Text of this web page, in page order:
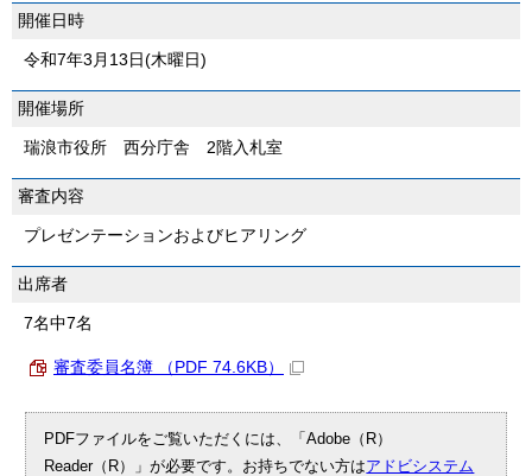
開催日時
令和7年3月13日(木曜日)
開催場所
瑞浪市役所 西分庁舎 2階入札室
審査内容
プレゼンテーションおよびヒアリング
出席者
7名中7名
審査委員名簿 （PDF 74.6KB）
PDFファイルをご覧いただくには、「Adobe（R）
Reader（R）」が必要です。お持ちでない方はアドビシステム